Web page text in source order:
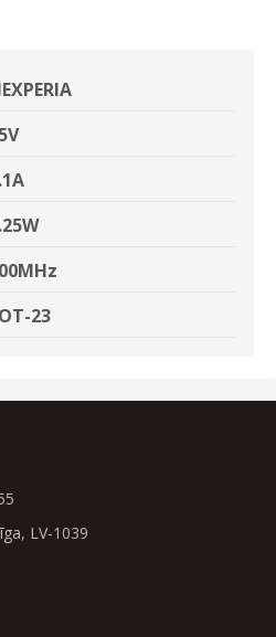
23
LV-1039